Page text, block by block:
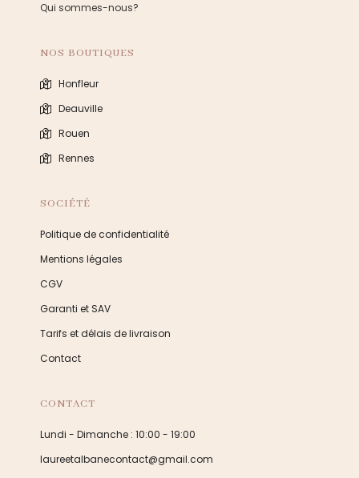
Qui sommes-nous?
NOS BOUTIQUES
Honfleur
Deauville
Rouen
Rennes
SOCIÉTÉ
Politique de confidentialité
Mentions légales
CGV
Garanti et SAV
Tarifs et délais de livraison
Contact
CONTACT
Lundi - Dimanche : 10:00 - 19:00
laureetalbanecontact@gmail.com